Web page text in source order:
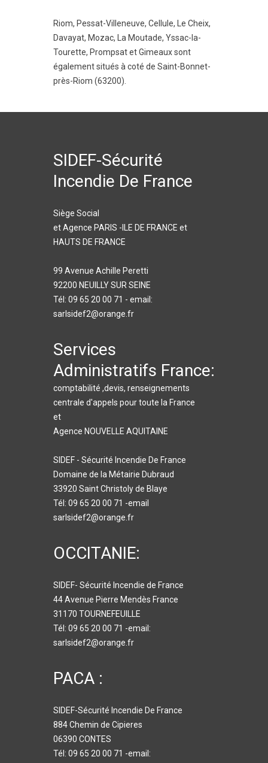
Riom, Pessat-Villeneuve, Cellule, Le Cheix,
Davayat, Mozac, La Moutade, Yssac-la-
Tourette, PrompsatetGimeauxsont
également situés à coté de Saint-Bonnet-
près-Riom (63200).
SIDEF-Sécurité
Incendie De France
Siège Social
et Agence PARIS -ILE DE FRANCE et
HAUTS DE FRANCE
99 Avenue Achille Peretti
92200 NEUILLY SUR SEINE
Tél: 09 65 20 00 71 - email:
sarlsidef2@orange.fr
Services
Administratifs France:
comptabilité ,devis, renseignements
centrale d'appels pour toute la France
et
Agence NOUVELLE AQUITAINE
SIDEF - Sécurité Incendie De France
Domaine de la Métairie Dubraud
33920 Saint Christoly de Blaye
Tél: 09 65 20 00 71 -email
sarlsidef2@orange.fr
OCCITANIE:
SIDEF- Sécurité Incendie de France
44 Avenue Pierre Mendès France
31170 TOURNEFEUILLE
Tél: 09 65 20 00 71 -email:
sarlsidef2@orange.fr
PACA :
SIDEF-Sécurité Incendie De France
884 Chemin de Cipieres
06390 CONTES
Tél: 09 65 20 00 71 -email: